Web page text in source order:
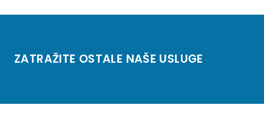
ZATRAŽITE OSTALE NAŠE USLUGE